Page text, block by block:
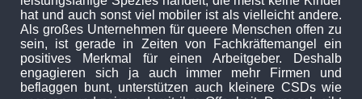
hat und auch sonst viel mobiler ist als vielleicht andere.
Als großes Unternehmen für queere Menschen offen zu
sein, ist gerade in Zeiten von Fachkräftemangel ein
positives Merkmal für einen Arbeitgeber. Deshalb
engagieren sich ja auch immer mehr Firmen und
beflaggen bunt, unterstützen auch kleinere CSDs wie